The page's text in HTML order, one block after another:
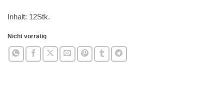
Inhalt: 12Stk.
Nicht vorrätig